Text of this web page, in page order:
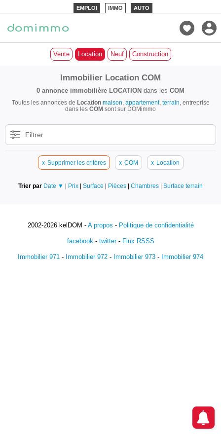
EMPLOI IMMO AUTO
Vente Location Neuf Construction
Immobilier Location COM
0 annonce immobilière LOCATION dans les COM
Toutes les annonces de Location maison appartement, terrain , entreprise
dans les COM sont sur DOMimmo
Filtrer
x Supprimer les critères x COM x Location
Trier par Date ▼ | Prix | Surface | Pièces | Chambres | Surface terrain
2002-2026 kelDOM - A propos - Politique de confidentialité
facebook- twitter- Flux RSSS
Immobilier 971 - Immobilier 972 - Immobilier 973 - Immobilier 974